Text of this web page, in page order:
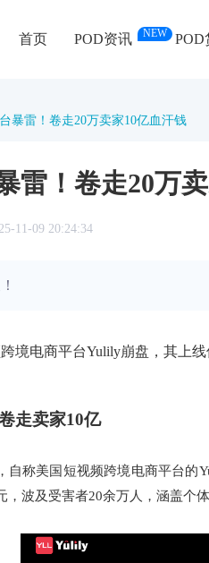
首页 POD资讯 NEW POD
暴雷！卷走20万卖家10亿血汗钱
雷！卷走20万
11-09 20:24:34
境电商平台Yulily崩盘，其上
走卖家10亿
自称美国短视频跨境电商平台的
，波及受害者20余万人，涵盖个